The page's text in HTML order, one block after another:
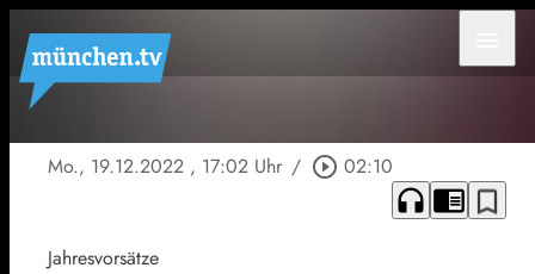
Mo., 19.12.2022 , 17:02 Uhr / play_circle_outline 02:10
headphones chrome_reader_mode bookmark_border
Jahresvorsätze